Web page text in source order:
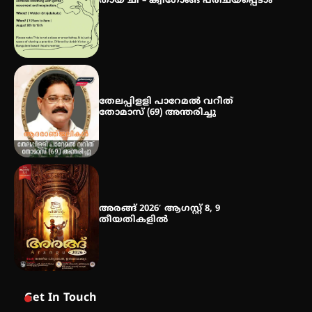
നേട്ടം പ്രതിസന്ധികളോട് പൊരുതി
തേലപ്പിളളി പാറേമൽ വറീത്
തോമാസ് (69) അന്തരിച്ചു
അരങ്ങ് 2026′ ആഗസ്റ്റ് 8, 9
തീയതികളിൽ
Get In Touch